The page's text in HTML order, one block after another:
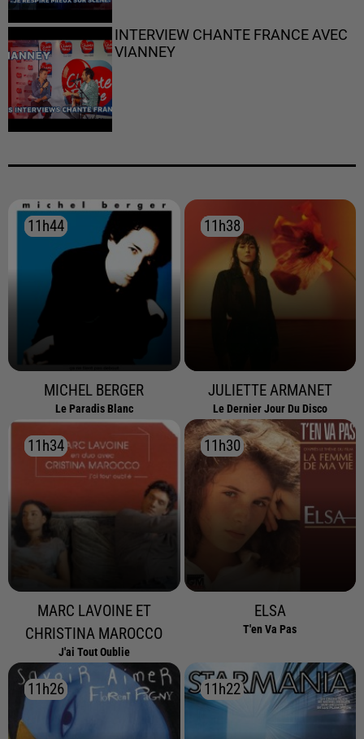
INTERVIEW CHANTE FRANCE AVEC
VIANNEY
11h44
11h44
MICHEL BERGER
Le Paradis Blanc
11h38
11h38
JULIETTE ARMANET
Le Dernier Jour Du Disco
11h34
11h34
MARC LAVOINE ET
CHRISTINA MAROCCO
J'ai Tout Oublie
11h30
11h30
ELSA
T'en Va Pas
11h26
11h26 11h22
11h22